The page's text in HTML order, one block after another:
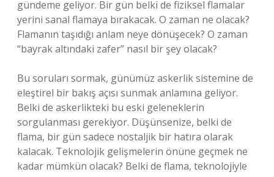
gündeme geliyor. Bir gün belki de fiziksel flamalar
yerini sanal flamaya bırakacak. O zaman ne olacak?
Flamanın taşıdığı anlam neye dönüşecek? O zaman
“bayrak altındaki zafer” nasıl bir şey olacak?
Bu soruları sormak, günümüz askerlik sistemine de
eleştirel bir bakış açısı sunmak anlamına geliyor.
Belki de askerlikteki bu eski geleneklerin
sorgulanması gerekiyor. Düşünsenize, belki de
flama, bir gün sadece nostaljik bir hatıra olarak
kalacak. Teknolojik gelişmelerin önüne geçmek ne
kadar mümkün olacak? Belki de flama, teknolojiyle